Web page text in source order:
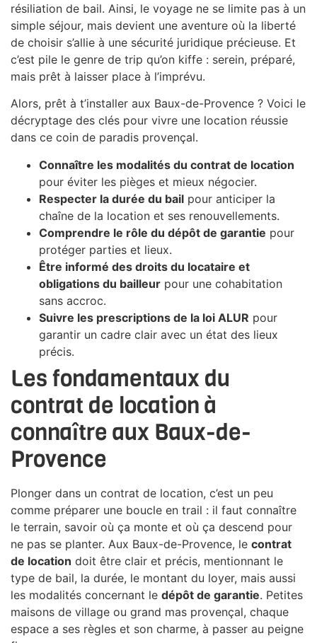
résiliation de bail. Ainsi, le voyage ne se limite pas à un
simple séjour, mais devient une aventure où la liberté
de choisir s’allie à une sécurité juridique précieuse. Et
c’est pile le genre de trip qu’on kiffe : serein, préparé,
mais prêt à laisser place à l’imprévu.
Alors, prêt à t’installer aux Baux-de-Provence ? Voici le
décryptage des clés pour vivre une location réussie
dans ce coin de paradis provençal.
Connaître les modalités du contrat de location
pour éviter les pièges et mieux négocier.
Respecter la durée du bail pour anticiper la
chaîne de la location et ses renouvellements.
Comprendre le rôle du dépôt de garantie pour
protéger parties et lieux.
Être informé des droits du locataire et
obligations du bailleur pour une cohabitation
sans accroc.
Suivre les prescriptions de la loi ALUR pour
garantir un cadre clair avec un état des lieux
précis.
Les fondamentaux du
contrat de location à
connaître aux Baux-de-
Provence
Plonger dans un contrat de location, c’est un peu
comme préparer une boucle en trail : il faut connaître
le terrain, savoir où ça monte et où ça descend pour
ne pas se planter. Aux Baux-de-Provence, le contrat
de location doit être clair et précis, mentionnant le
type de bail, la durée, le montant du loyer, mais aussi
les modalités concernant le dépôt de garantie. Petites
maisons de village ou grand mas provençal, chaque
espace a ses règles et son charme, à passer au peigne